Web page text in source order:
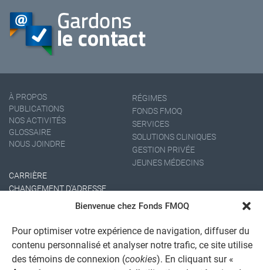
Bienvenue chez Fonds FMOQ
Pour optimiser votre expérience de navigation, diffuser du
contenu personnalisé et analyser notre trafic, ce site utilise
des témoins de connexion (cookies). En cliquant sur «
À PROPOS
PUBLICATIONS
NOS ACTIVITÉS
GLOSSAIRE
NOUS JOINDRE
RÉGIMES
FONDS FMOQ
SERVICES
SOLUTIONS CLINIQUES
GESTION PRIVÉE
JEUNES MÉDECINS
CARRIÈRE
CHANGEMENT D'ADRESSE